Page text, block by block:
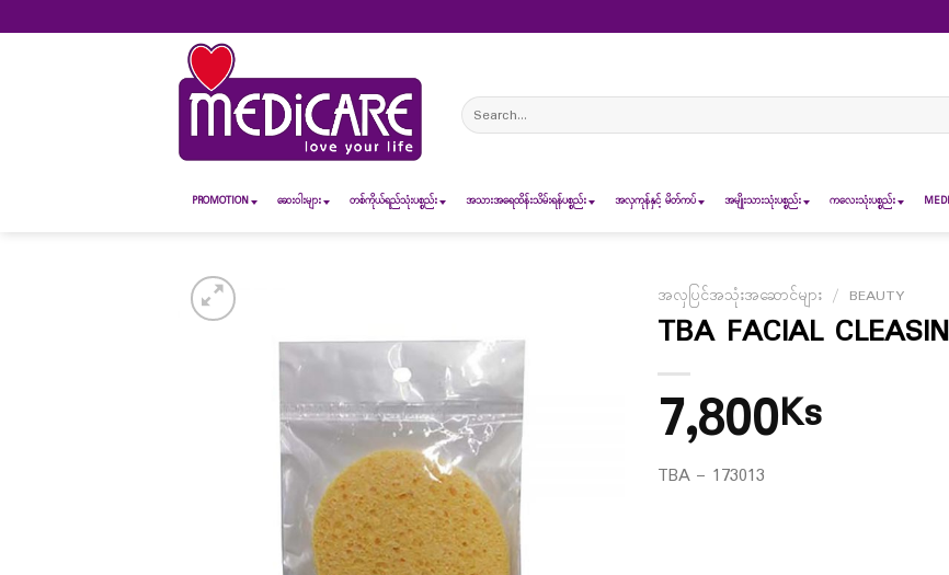
to
Search
for:
PROMOTION ဆေး၀ါးများ တစ်ကိုယ်ရည်သုံးပစ္စည်း အသားအရေထိန်းသိမ်းရန်ပစ္စည်း အလှကုန်နှင့် မိတ်ကပ် အမျိုးသားသုံးပစ္စည်း ကလေးသုံးပစ္စည်း
အလှပြင်အသုံးအဆောင်များ / BEAUTY
TBA FACIAL
7,800Ks
TBA – 173013